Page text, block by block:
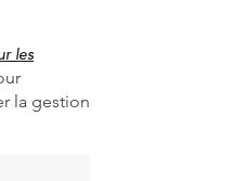
les
la gestion